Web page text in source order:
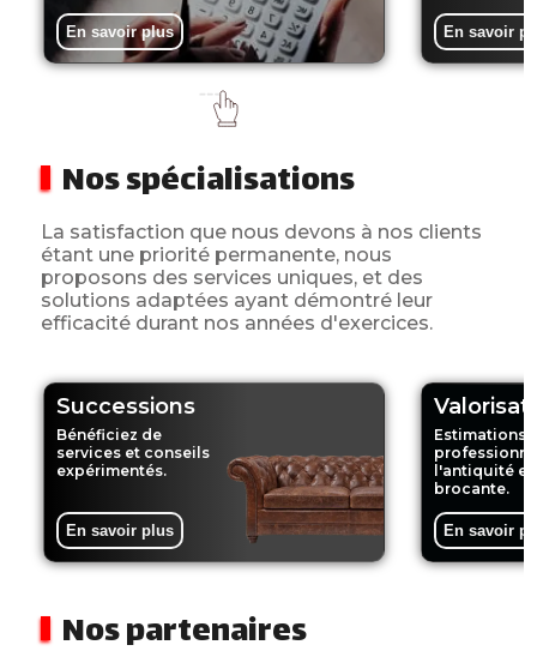
En savoir plus En savoir
Nos spécialisations
La satisfaction que nous devons à nos clients
étant une priorité permanente, nous
proposons des services uniques, et des
solutions adaptées ayant démontré leur
efficacité durant nos années d'exercices.
Successions
Bénéficiez de
services et conseils
expérimentés.
En savoir plus
Estimations
l'antiquité et
brocante.
En savoir
Nos partenaires